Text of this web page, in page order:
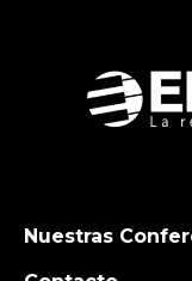
Nuestras